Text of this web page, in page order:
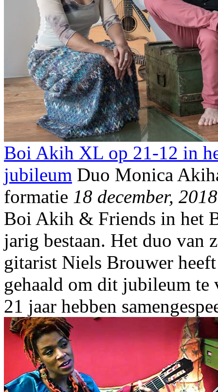
Boi Akih XL op 21-12 in
jubileum Duo Monica
formatie 18 december, 2018
Boi Akih & Friends in het
jarig bestaan. Het duo van
gitarist Niels Brouwer
gehaald om dit jubileum
21 jaar hebben